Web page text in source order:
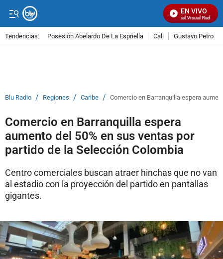
EN VIVO
Señal Visual Radio
Tendencias: Posesión Abelardo De La Espriella Cali Gustavo Petro
Blu Radio / Regiones / Caribe / Comercio en Barranquilla espera
Comercio en Barranquilla espera
aumento del 50% en sus ventas por
partido de la Selección Colombia
Centro comerciales buscan atraer hinchas que no van
al estadio con la proyección del partido en pantallas
gigantes.